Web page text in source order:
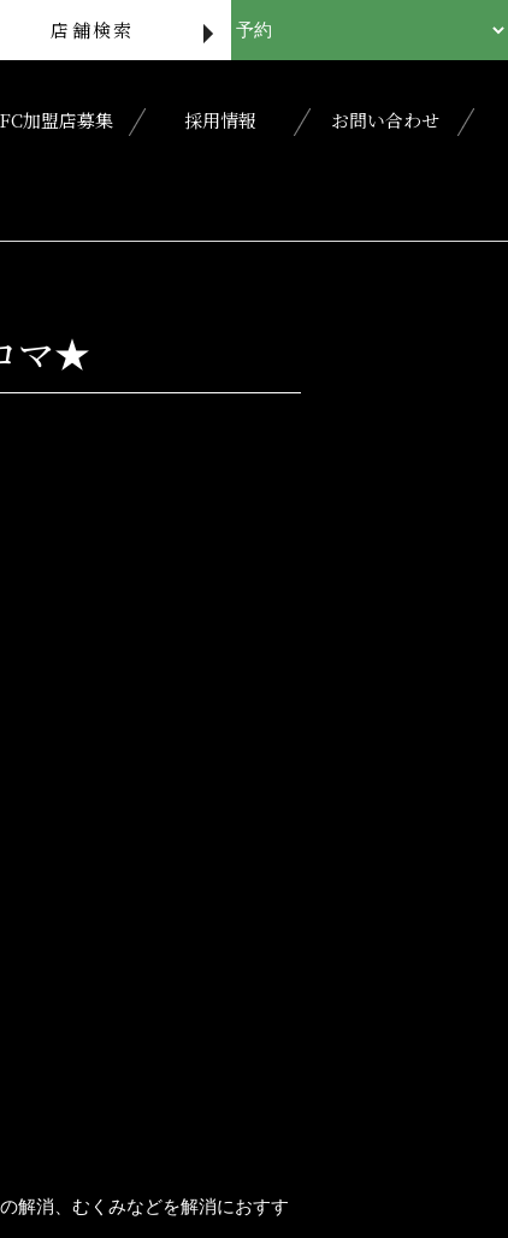
店舗検索
FC加盟店募集 採用情報 お問い合わせ
マ★
消、むくみなどを解消におすす